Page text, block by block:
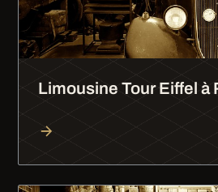
Limousine Tour Eiffel à